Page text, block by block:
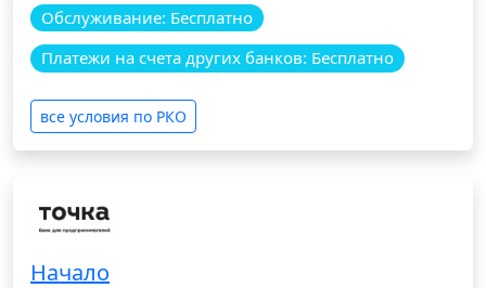
Обслуживание: Бесплатно
Платежи на счета других банков: Бесплатно
все условия по РКО
Начало